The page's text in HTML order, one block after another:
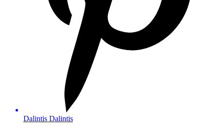
Dalintis Dalintis